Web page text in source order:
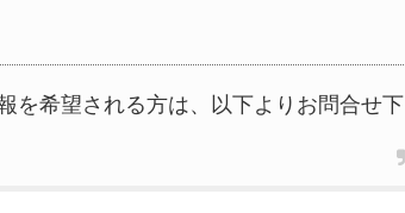
を希望される方は、以下よりお問合せ下